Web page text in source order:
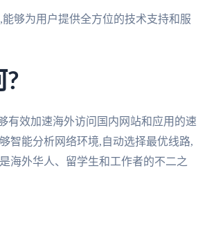
够为用户提供全方位的技术支持和服
?
有效加速海外访问国内网站和应用的速
智能分析网络环境,自动选择最优线路,
海外华人、留学生和工作者的不二之